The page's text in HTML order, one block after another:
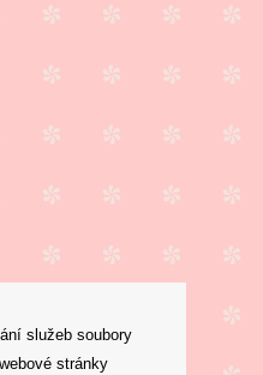
služeb soubory
stránky